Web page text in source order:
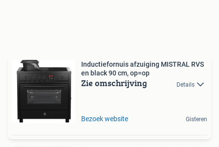
Inductiefornuis afzuiging MISTRAL RVS
en black 90 cm, op=op
Zie omschrijving Details
Bezoek website Gisteren